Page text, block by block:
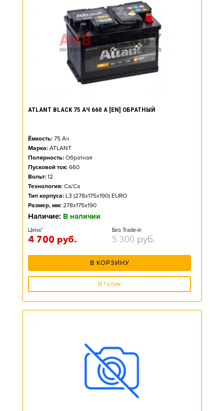
ATLANT BLACK 75 АЧ 660 А [EN] ОБРАТНЫЙ
Ёмкость: 75 Ач
Марка: ATLANT
Полярность: Обратная
Пусковой ток: 660
Вольт: 12
Технология: Ca/Ca
Тип корпуса: L3 (278x175x190) EURO
Размер, мм: 278x175x190
Наличие: В наличии
Цена*
4 700 руб.
Без Trade-in
5 300 руб.
В КОРЗИНУ
В 1 клик